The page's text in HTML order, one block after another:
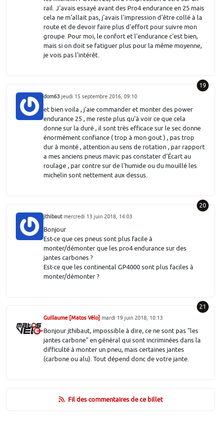
rail. J'avais essayé avant des Pro4 endurance en 25 mais
cela ne m'allait pas, j'avais l'impression d'être collé à la
route et de devoir faire plus d'effort pour suivre mon
groupe. Pour moi, le confort et l'endurance c'est bien,
mais si on doit se fatiguer plus pour la même moyenne,
je vois pas l'intérêt.
19
dom63 jeudi 15 septembre 2016, 09:10
et bien voila , j'aie commander et monter des power
endurance 25 , me reste plus qu'à voir ce que cela
donne sur la duré , il sont très efficace sur le sec donne
énormément confiance ( trop à mon gout ) , pas trop
dur à monté , attention au sens de rotation , par rapport
a mes anciens pneus mavic pas constater d’Écart au
roulage , par contre sur de l'humide ou du mouillé les
michelin sont nettement aux dessus.
20
jthibautmercredi 13 juin 2018, 14:03
Bonjour
Est-ce que ces pneus sont plus facile à
monter/démonter que les pro4 endurance sur des
jantes carbones ?
Est-ce que les continental GP4000 sont plus faciles à
monter/démonter ?
21
Guillaume [Matos Vélo] mardi 19 juin 2018, 10:13
Bonjour jthibaut, impossible à dire, ce ne sont pas "les
jantes carbone" en général qui sont incriminées dans la
difficulté à monter un pneu, mais certaines jantes
(carbone ou alu). Tout dépend donc de votre jante.
Fil des commentaires de ce billet